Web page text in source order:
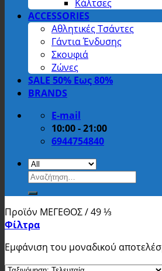
Κάλτσες
ACCESSORIES
Αθλητικές Τσάντες
Γάντια Ένδυσης
Σκουφιά
Ζώνες
SALE 50% Εως 80%
BRANDS
E-mail
10:00 - 21:00
6944754840
Αναζήτηση
για:
Προϊόν ΜΕΓΕΘΟΣ/49 ⅓
Φίλτρα
Εμφάνιση του μοναδικού